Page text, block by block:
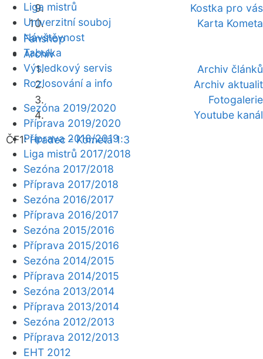
Kostka pro vás
Karta Kometa
Fanshop
Archiv
Archiv článků
Archiv aktualit
Fotogalerie
Youtube kanál
ČF1:Hradec - Kometa 1:3
Liga mistrů
Univerzitní souboj
Návštěvnost
Tabulka
Výsledkový servis
Rozlosování a info
Sezóna 2019/2020
Příprava 2019/2020
Příprava 2018/2019
Liga mistrů 2017/2018
Sezóna 2017/2018
Příprava 2017/2018
Sezóna 2016/2017
Příprava 2016/2017
Sezóna 2015/2016
Příprava 2015/2016
Sezóna 2014/2015
Příprava 2014/2015
Sezóna 2013/2014
Příprava 2013/2014
Sezóna 2012/2013
Příprava 2012/2013
EHT 2012